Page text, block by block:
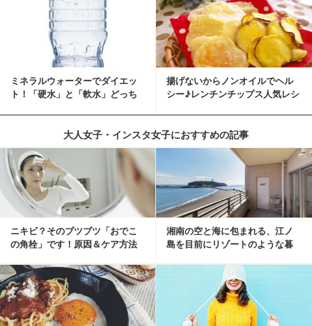
ミネラルウォーターでダイエッ
ト！「硬水」と「軟水」どっち
揚げないからノンオイルでヘル
シー♪レンチンチップス人気レシ
大人女子・インスタ女子におすすめの記事
ニキビ？そのブツブツ「おでこ
の角栓」です！原因＆ケア方法
湘南の空と海に包まれる、江ノ
島を目前にリゾートのような暮